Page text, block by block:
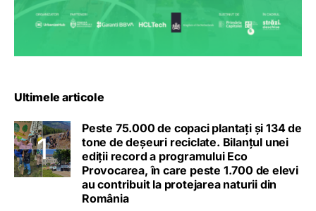
Ultimele articole
Peste 75.000 de copaci plantați și 134 de
tone de deșeuri reciclate. Bilanțul unei
ediții record a programului Eco
Provocarea, în care peste 1.700 de elevi
au contribuit la protejarea naturii din
România